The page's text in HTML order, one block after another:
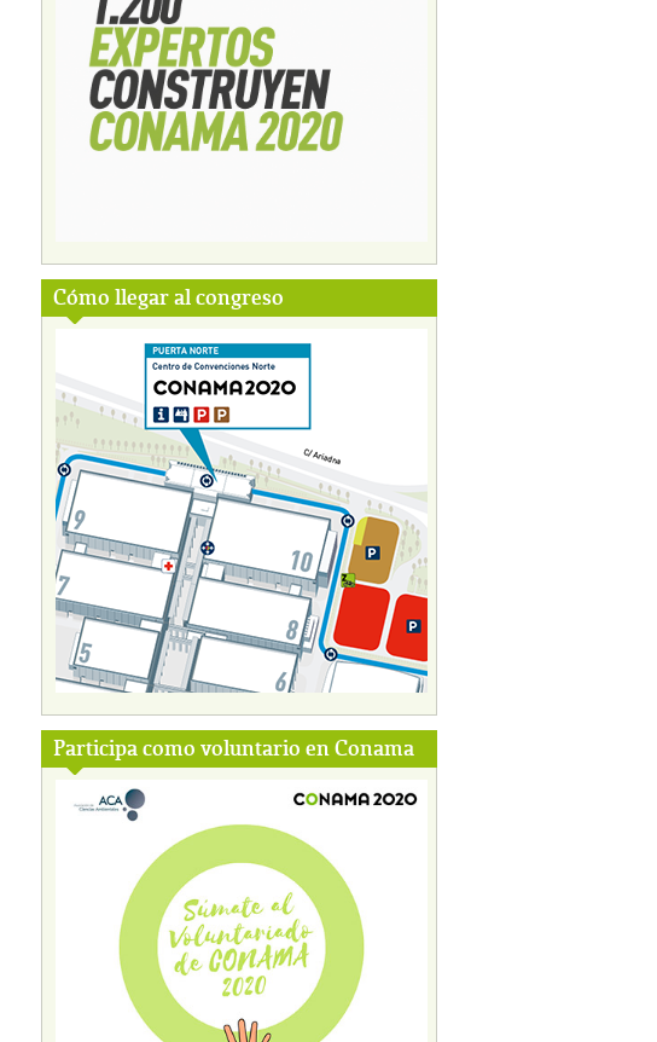
Cómo llegar al congreso
Participa como voluntario en Conama